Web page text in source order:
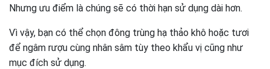
Nhưng ưu điểm là chúng sẽ có thời hạn sử dụng dài hơn.
Vì vậy, bạn có thể chọn đông trùng hạ thảo khô hoặc tươi
để ngâm rượu cùng nhân sâm tùy theo khẩu vị cũng như
mục đích sử dụng.